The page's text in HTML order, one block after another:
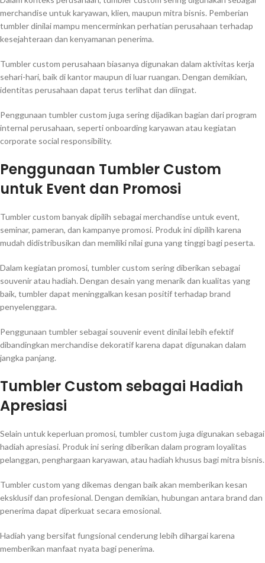
merchandise untuk karyawan, klien, maupun mitra bisnis. Pemberian
tumbler dinilai mampu mencerminkan perhatian perusahaan terhadap
kesejahteraan dan kenyamanan penerima.
Tumbler custom perusahaan biasanya digunakan dalam aktivitas kerja
sehari-hari, baik di kantor maupun di luar ruangan. Dengan demikian,
identitas perusahaan dapat terus terlihat dan diingat.
Penggunaan tumbler custom juga sering dijadikan bagian dari program
internal perusahaan, seperti onboarding karyawan atau kegiatan
corporate social responsibility.
Penggunaan Tumbler Custom
untuk Event dan Promosi
Tumbler custom banyak dipilih sebagai merchandise untuk event,
seminar, pameran, dan kampanye promosi. Produk ini dipilih karena
mudah didistribusikan dan memiliki nilai guna yang tinggi bagi peserta.
Dalam kegiatan promosi, tumbler custom sering diberikan sebagai
souvenir atau hadiah. Dengan desain yang menarik dan kualitas yang
baik, tumbler dapat meninggalkan kesan positif terhadap brand
penyelenggara.
Penggunaan tumbler sebagai souvenir event dinilai lebih efektif
dibandingkan merchandise dekoratif karena dapat digunakan dalam
jangka panjang.
Tumbler Custom sebagai Hadiah
Apresiasi
Selain untuk keperluan promosi, tumbler custom juga digunakan sebagai
hadiah apresiasi. Produk ini sering diberikan dalam program loyalitas
pelanggan, penghargaan karyawan, atau hadiah khusus bagi mitra bisnis.
Tumbler custom yang dikemas dengan baik akan memberikan kesan
eksklusif dan profesional. Dengan demikian, hubungan antara brand dan
penerima dapat diperkuat secara emosional.
Hadiah yang bersifat fungsional cenderung lebih dihargai karena
memberikan manfaat nyata bagi penerima.